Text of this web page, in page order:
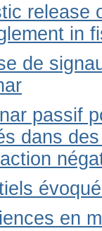
release
in
de
passif
dans
en